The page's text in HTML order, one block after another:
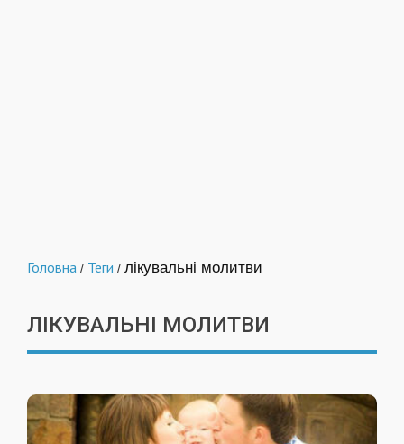
Головна / Теги / лікувальні молитви
ЛІКУВАЛЬНІ МОЛИТВИ